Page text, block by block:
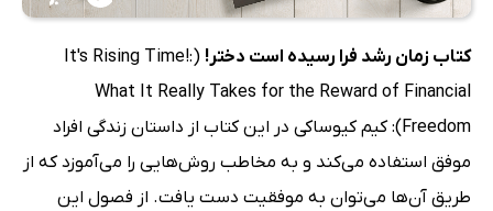
کتاب زمان رشد فرا رسیده است دختر!
(It's Rising Time!:
What It Really Takes for the Reward of Financial
Freedom): کیم کیوساکی در این کتاب از داستان زندگی افراد
موفق استفاده می‌کند و به مخاطب روش‌هایی را می‌آموزد که از
طریق آن‌ها می‌توان به موفقیت دست یافت. از فصول این